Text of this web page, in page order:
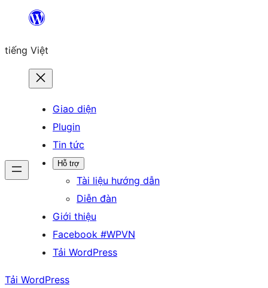
Chuyển
phần
tiếng Việt
Giao diện
Plugin
Tin tức
Hỗ trợ
Tài liệu hướng dẫn
Diễn đàn
Giới thiệu
Facebook #WPVN
Tải WordPress
Tải WordPress